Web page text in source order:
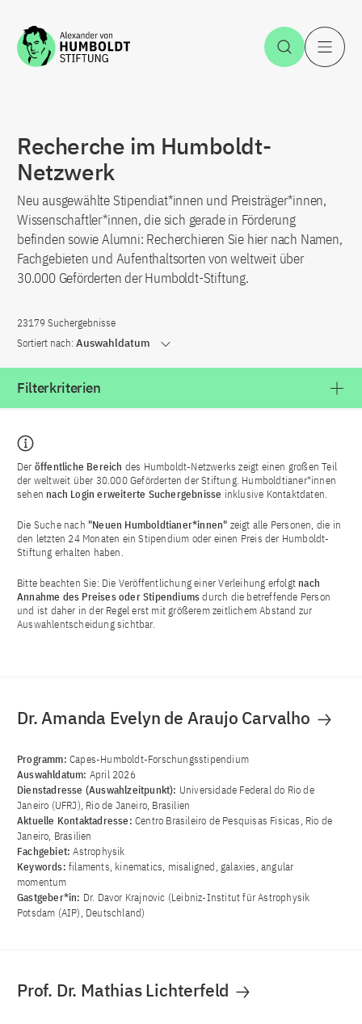
Zum Inhalt springen Suche
Recherche im Humboldt-
Netzwerk
Neu ausgewählte Stipendiat*innen und Preisträger*innen,
Wissenschaftler*innen, die sich gerade in Förderung
befinden sowie Alumni: Recherchieren Sie hier nach Namen,
Fachgebieten und Aufenthaltsorten von weltweit über
30.000 Geförderten der Humboldt-Stiftung.
23179 Suchergebnisse
Sortiert nach: Auswahldatum
Filterkriterien
Der öffentliche Bereich des Humboldt-Netzwerks zeigt einen großen Teil
der weltweit über 30.000 Geförderten der Stiftung. Humboldtianer*innen
sehen nach Login erweiterte Suchergebnisse inklusive Kontaktdaten.
Die Suche nach "Neuen Humboldtianer*innen" zeigt alle Personen, die in
den letzten 24 Monaten ein Stipendium oder einen Preis der Humboldt-
Stiftung erhalten haben.
Bitte beachten Sie: Die Veröffentlichung einer Verleihung erfolgt nach
Annahme des Preises oder Stipendiumsdurch die betreffende Person
und ist daher in der Regel erst mit größerem zeitlichem Abstand zur
Auswahlentscheidung sichtbar.
Dr. Amanda Evelyn de Araujo Carvalho
Programm: Capes-Humboldt-Forschungsstipendium
Auswahldatum: April 2026
Dienstadresse (Auswahlzeitpunkt): Universidade Federal do Rio de
Janeiro (UFRJ), Rio de Janeiro, Brasilien
Aktuelle Kontaktadresse: Centro Brasileiro de Pesquisas Fisicas, Rio de
Janeiro, Brasilien
Fachgebiet:Astrophysik
Keywords: filaments, kinematics, misaligned, galaxies, angular
momentum
Gastgeber*in: Dr. Davor Krajnovic (Leibniz-Institut für Astrophysik
Potsdam (AIP), Deutschland)
Prof. Dr. Mathias Lichterfeld